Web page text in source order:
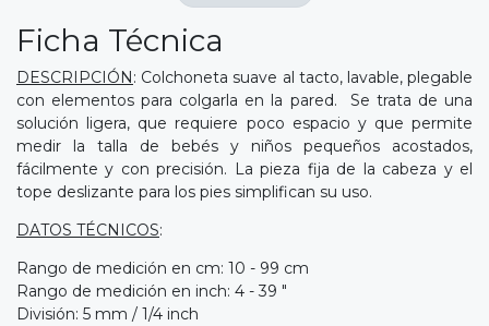
Ficha Técnica
DESCRIPCIÓN: Colchoneta suave al tacto, lavable, plegable
con elementos para colgarla en la pared. Se trata de una
solución ligera, que requiere poco espacio y que permite
medir la talla de bebés y niños pequeños acostados,
fácilmente y con precisión. La pieza fija de la cabeza y el
tope deslizante para los pies simplifican su uso.
DATOS TÉCNICOS:
Rango de medición en cm: 10 - 99 cm
Rango de medición en inch: 4 - 39 "
División: 5 mm / 1/4 inch